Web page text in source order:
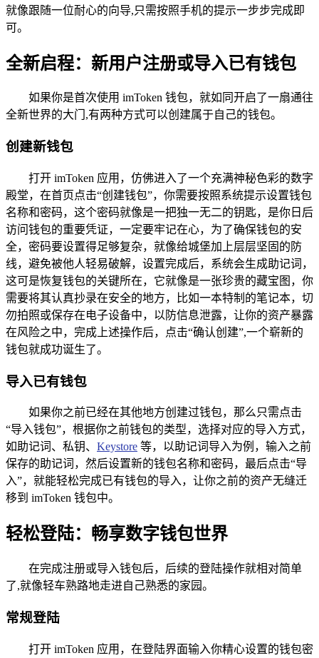
就像跟随一位耐心的向导,只需按照手机的提示一步步完成即
可。
全新启程：新用户注册或导入已有钱包
如果你是首次使用 imToken 钱包，就如同开启了一扇通往
全新世界的大门,有两种方式可以创建属于自己的钱包。
创建新钱包
打开 imToken 应用，仿佛进入了一个充满神秘色彩的数字
殿堂，在首页点击“创建钱包”，你需要按照系统提示设置钱包
名称和密码，这个密码就像是一把独一无二的钥匙，是你日后
访问钱包的重要凭证，一定要牢记在心，为了确保钱包的安
全，密码要设置得足够复杂，就像给城堡加上层层坚固的防
线，避免被他人轻易破解，设置完成后，系统会生成助记词，
这可是恢复钱包的关键所在，它就像是一张珍贵的藏宝图，你
需要将其认真抄录在安全的地方，比如一本特制的笔记本，切
勿拍照或保存在电子设备中，以防信息泄露，让你的资产暴露
在风险之中，完成上述操作后，点击“确认创建”,一个崭新的
钱包就成功诞生了。
导入已有钱包
如果你之前已经在其他地方创建过钱包，那么只需点击
“导入钱包”，根据你之前钱包的类型，选择对应的导入方式，
如助记词、私钥、 Keystore 等，以助记词导入为例，输入之前
保存的助记词，然后设置新的钱包名称和密码，最后点击“导
入”，就能轻松完成已有钱包的导入，让你之前的资产无缝迁
移到 imToken 钱包中。
轻松登陆：畅享数字钱包世界
在完成注册或导入钱包后，后续的登陆操作就相对简单
了,就像轻车熟路地走进自己熟悉的家园。
常规登陆
打开 imToken 应用，在登陆界面输入你精心设置的钱包密